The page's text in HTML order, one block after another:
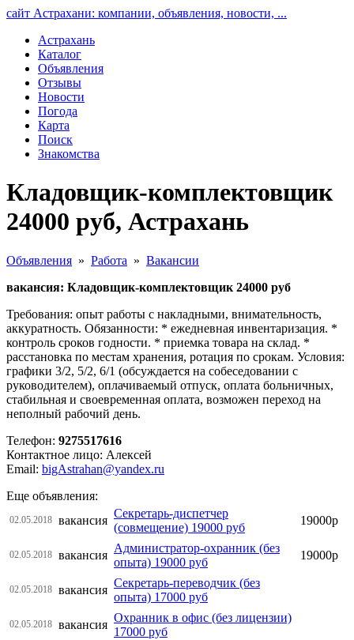
сайт Астрахани: компании, объявления, новости, ...
Астрахань
Каталог
Объявления
Отзывы
Новости
Погода
Карта
Поиск
Знакомства
Кладовщик-комплектовщик
24000 руб, Астрахань
Объявления » Работа » Вакансии
вакансия: Кладовщик-комплектовщик 24000 руб
Требования: опыт работы с накладными, внимательность,
аккуратность. Обязанности: * ежедневная инвентаризация. *
контроль сроков годности. * приемка товара на склад. *
расстановка по местам хранения, ротация по срокам. Условия:
графики 3/2, 5/2, 6/1 (обсуждается на собеседовании с
руководителем), оплачиваемый отпуск, оплата больничных,
стабильная и своевременная оплата, возможен переход на
неполный рабочий день.
Телефон: 9275517616
Контактное лицо: Алексей
Email: bigAstrahan@yandex.ru
Еще объявления:
02.05.2018 вакансия
Секретарь-диспетчер
(совмещение) 19000 руб
19000р
02.05.2018 вакансия
Администратор-охранник (без
опыта) 19000 руб
19000р
02.05.2018 вакансия
Секретарь-переводчик (без
опыта) 17000 руб
02.05.2018 вакансия
Охранник в офис (без лицензии)
17000 руб